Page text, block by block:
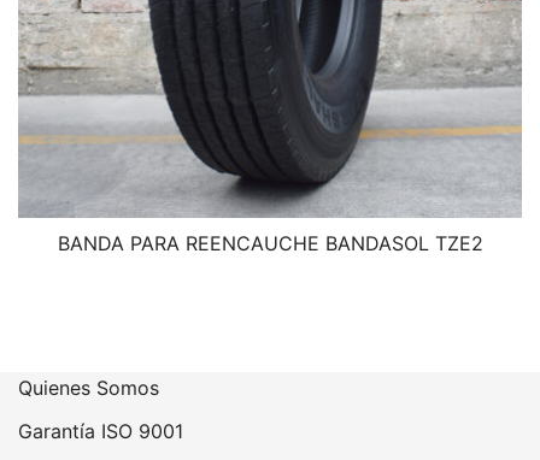
BANDA PARA REENCAUCHE BANDASOL TZE2
Quienes Somos
Garantía ISO 9001